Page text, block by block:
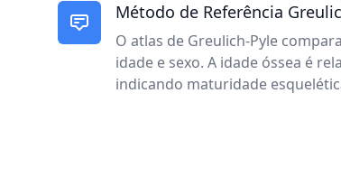
Método de Referência
O atlas de Greulich-Pyle
idade e sexo. A idade óssea é
indicando maturidade